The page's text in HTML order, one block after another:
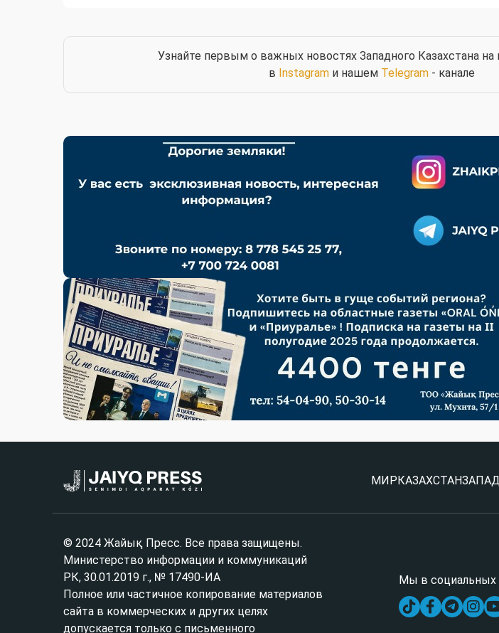
Узнайте первым о важных новостях Западного Казахстана
в Instagramи нашем Telegram- канале
МИРКАЗАХСТАН
© 2024 Жайық Пресс. Все права защищены.
Министерство информации и коммуникаций
РК, 30.01.2019 г., № 17490-ИА
Полное или частичное копирование материалов
сайта в коммерческих и других целях
допускается только с письменного
Мы в социальных